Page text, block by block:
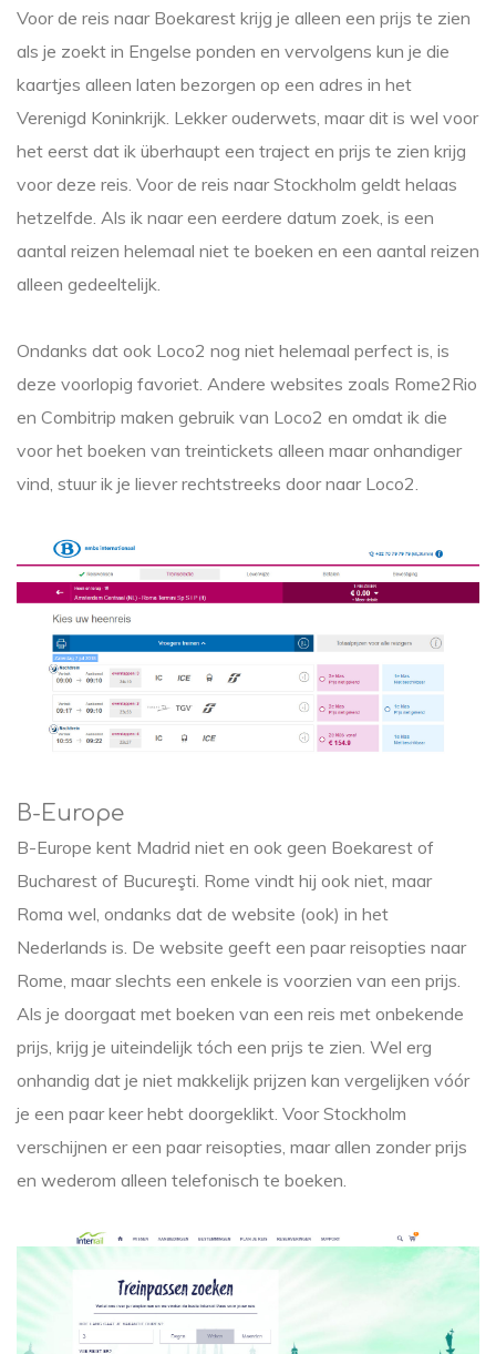
Voor de reis naar Boekarest krijg je alleen een prijs te zien
als je zoekt in Engelse ponden en vervolgens kun je die
kaartjes alleen laten bezorgen op een adres in het
Verenigd Koninkrijk. Lekker ouderwets, maar dit is wel voor
het eerst dat ik überhaupt een traject en prijs te zien krijg
voor deze reis. Voor de reis naar Stockholm geldt helaas
hetzelfde. Als ik naar een eerdere datum zoek, is een
aantal reizen helemaal niet te boeken en een aantal reizen
alleen gedeeltelijk.
Ondanks dat ook Loco2 nog niet helemaal perfect is, is
deze voorlopig favoriet. Andere websites zoals Rome2Rio
en Combitrip maken gebruik van Loco2 en omdat ik die
voor het boeken van treintickets alleen maar onhandiger
vind, stuur ik je liever rechtstreeks door naar Loco2.
B-Europe
B-Europe kent Madrid niet en ook geen Boekarest of
Bucharest of Bucureşti. Rome vindt hij ook niet, maar
Roma wel, ondanks dat de website (ook) in het
Nederlands is. De website geeft een paar reisopties naar
Rome, maar slechts een enkele is voorzien van een prijs.
Als je doorgaat met boeken van een reis met onbekende
prijs, krijg je uiteindelijk tóch een prijs te zien. Wel erg
onhandig dat je niet makkelijk prijzen kan vergelijken vóór
je een paar keer hebt doorgeklikt. Voor Stockholm
verschijnen er een paar reisopties, maar allen zonder prijs
en wederom alleen telefonisch te boeken.